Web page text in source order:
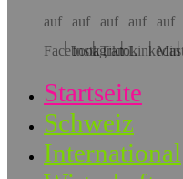
Startseite
Schweiz
International